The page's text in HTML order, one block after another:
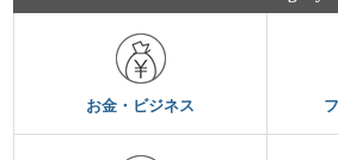
お金・ビジネス